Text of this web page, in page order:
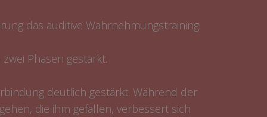
das auditive Wahrnehmungstraining.
Phasen gestärkt.
deutlich gestärkt. Während der
die ihm gefallen, verbessert sich